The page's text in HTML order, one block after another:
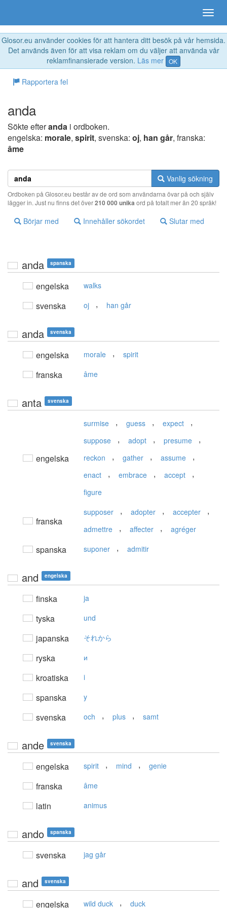
Glosor.eu använder cookies för att hantera ditt besök på vår hemsida.
Det används även för att visa reklam om du väljer att använda vår
reklamfinansierade version. Läs mer OK
Rapportera fel
anda
Sökte efteranda i ordboken.
engelska: morale, spirit, svenska: oj, han går, franska:
âme
Vanlig sökning
Ordboken på Glosor.eu består av de ord som användarna övar på och själv
lägger in. Just nu finns det över210 000 unika ord på totalt mer än 20 språk!
Börjar med Innehåller sökordet Slutar med
anda spanska
engelska walks
svenska oj , han går
anda svenska
engelska morale , spirit
franska âme
anta svenska
engelska
surmise , guess , expect ,
suppose , adopt , presume ,
reckon , gather , assume ,
enact , embrace , accept ,
figure
franska
supposer , adopter , accepter ,
admettre , affecter , agréger
spanska suponer , admitir
and engelska
finska ja
tyska und
japanska それから
ryska и
kroatiska i
spanska y
svenska och , plus , samt
ande svenska
engelska spirit , mind , genie
franska âme
latin animus
ando spanska
svenska jag går
and svenska
engelska wild duck , duck